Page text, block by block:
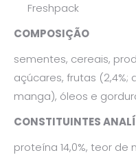
Freshpack
COMPOSIÇÃO
sementes, cereais,
açúcares, frutas (2,4%;
manga), óleos e
CONSTITUINTES
proteína 14,0%, teor